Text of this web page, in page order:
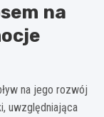
na
na jego rozwój
uwzględniająca